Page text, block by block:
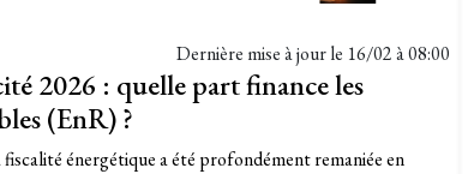
Dernière mise à jour le 16/02 à 08:00
2026 : quelle part finance les
(EnR) ?
énergétique a été profondément remaniée en